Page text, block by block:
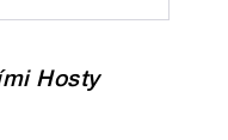
Hosty